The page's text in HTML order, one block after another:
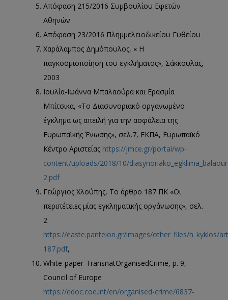
Απόφαση 215/2016 Συμβουλίου Εφετών
Αθηνών
Απόφαση 23/2016 Πλημμελειοδικείου Γυθείου
Χαράλαμπος Δημόπουλος, « Η
παγκοσμιοποίηση του εγκλήματος», Σάκκουλας,
2003
Ιουλία-Ιωάννα Μπαλαούρα και Ερασμία
Μπίτσικα, «Το Διασυνοριακό οργανωμένο
έγκλημα ως απειλή για την ασφάλεια της
Ευρωπαϊκής Ένωσης», σελ.7, ΕΚΠΑ, Ευρωπαϊκό
Κέντρο Αριστείας https://jmce.gr/portal/wp-
content/uploads/2018/10/
2.pdf
Γεώργιος Χλούπης, Το άρθρο 187 ΠΚ «Οι
περιπέτειες μίας εγκληματικής οργάνωσης», σελ.
2
https://easte.panteion.gr/images/other_files/h_kyklos/
187.pdf,
White-paper-TransnatOrganisedCrime, p. 9,
Council of Europe
https://edoc.coe.int/en/organised-crime/6837-